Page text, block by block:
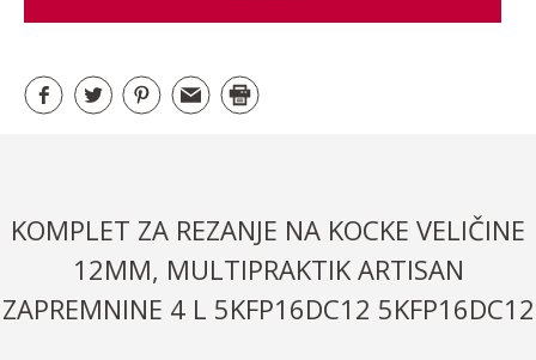
KOMPLET ZA REZANJE NA KOCKE VELIČINE
12MM, MULTIPRAKTIK ARTISAN
ZAPREMNINE 4 L 5KFP16DC12 5KFP16DC12